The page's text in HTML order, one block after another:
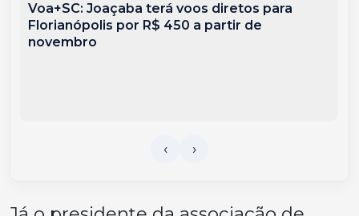
Voa+SC: Joaçaba terá voos diretos para
Florianópolis por R$ 450 a partir de
novembro